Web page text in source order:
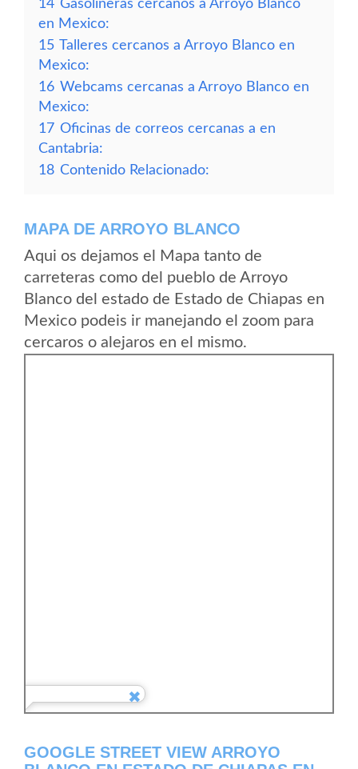
14 Gasolineras cercanos a Arroyo Blanco
en Mexico:
15 Talleres cercanos a Arroyo Blanco en
Mexico:
16 Webcams cercanas a Arroyo Blanco en
Mexico:
17 Oficinas de correos cercanas a en
Cantabria:
18 Contenido Relacionado:
MAPA DE ARROYO BLANCO
Aqui os dejamos el Mapa tanto de
carreteras como del pueblo de Arroyo
Blanco del estado de Estado de Chiapas en
Mexico podeis ir manejando el zoom para
cercaros o alejaros en el mismo.
GOOGLE STREET VIEW ARROYO